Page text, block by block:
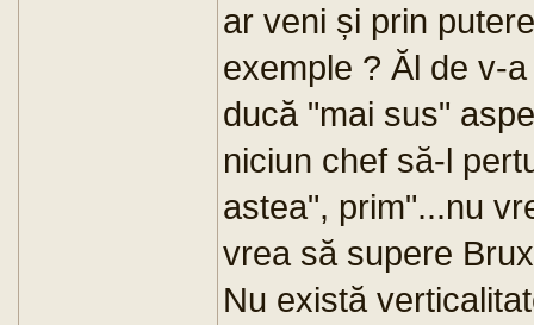
ar veni și prin
exemple ? Ăl de v-
ducă "mai sus"
niciun chef să-l
astea", prim"...nu
vrea să supere
Nu există